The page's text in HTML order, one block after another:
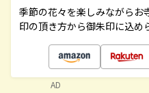
季節の花々を楽しみながらお
印の頂き方から御朱印に込め
AD